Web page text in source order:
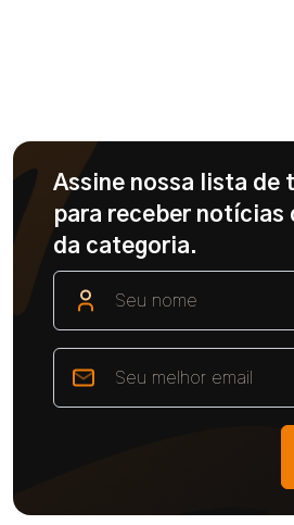
Assine nossa lista de
para receber notícias
da categoria.